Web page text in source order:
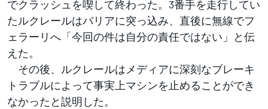
でクラッシュを喫して終わった。3番手を走行してい
たルクレールはバリアに突っ込み、直後に無線でフ
ェラーリへ「今回の件は自分の責任ではない」と伝
えた。
その後、ルクレールはメディアに深刻なブレーキ
トラブルによって事実上マシンを止めることができ
なかったと説明した。